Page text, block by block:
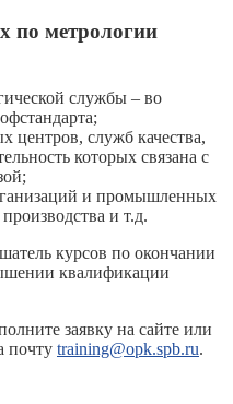
по метрологии
службы – во
центров, служб качества,
которых связана с
и промышленных
и т.д.
курсов по окончании
квалификации
заявку на сайте или
почту training@opk.spb.ru.